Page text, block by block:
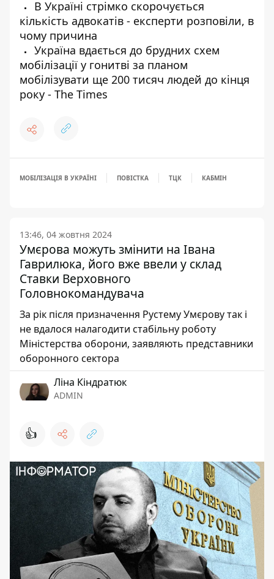
В Україні стрімко скорочується
кількість адвокатів - експерти розповіли, в
чому причина
Україна вдається до брудних схем
мобілізації у гонитві за планом
мобілізувати ще 200 тисяч людей до кінця
року - The Times
МОБІЛІЗАЦІЯ В УКРАЇНІ ПОВІСТКА ТЦК КАБМІН
13:46, 04 жовтня 2024
Умєрова можуть змінити на Івана
Гаврилюка, його вже ввели у склад
Ставки Верховного
Головнокомандувача
За рік після призначення Рустему Умєрову так і
не вдалося налагодити стабільну роботу
Міністерства оборони, заявляють представники
оборонного сектора
Ліна Кіндратюк
ADMIN
👍